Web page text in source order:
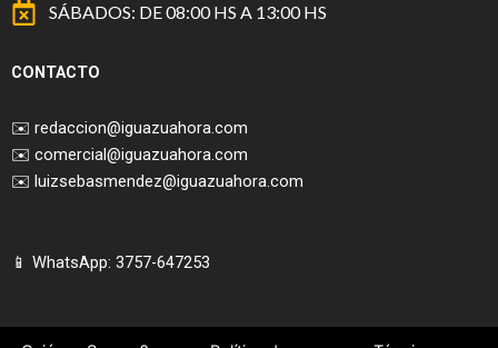
SÁBADOS: DE 08:00 HS A 13:00 HS
CONTACTO
✉️ redaccion@iguazuahora.com
✉️ comercial@iguazuahora.com
✉️ luizsebasmendez@iguazuahora.com
📱 WhatsApp: 3757-647253